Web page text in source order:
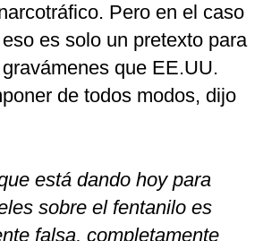
Pero en el caso
es solo un pretexto para
que EE.UU.
de todos modos, dijo
está dando hoy para
sobre el fentanilo es
falsa, completamente